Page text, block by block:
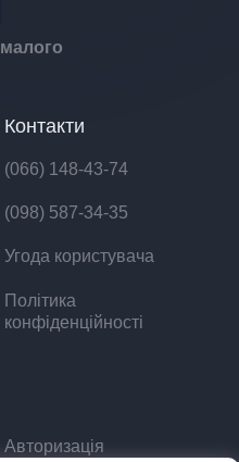
малого
Контакти
(066) 148-43-74
(098) 587-34-35
Угода користувача
Політика
конфіденційності
Авторизація